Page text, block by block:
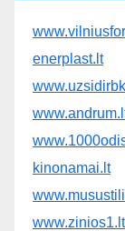
enerplast.lt
kinonamai.lt
www.zinios1.lt